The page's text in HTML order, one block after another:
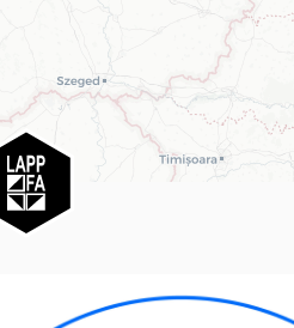
azonosító száma: AA5849163